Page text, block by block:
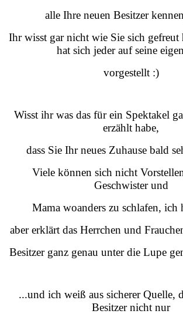
alle Ihre neuen Besitzer
Ihr wisst gar nicht wie Sie sich gefreut
hat sich jeder auf seine
vorgestellt :)
Wisst ihr was das für ein Spektakel
erzählt habe,
dass Sie Ihr neues Zuhause bald
Viele können sich nicht
Geschwister und
Mama woanders zu schlafen, ich
aber erklärt das Herrchen und
Besitzer ganz genau unter die Lupe
...und ich weiß aus sicherer Quelle,
Besitzer nicht nur